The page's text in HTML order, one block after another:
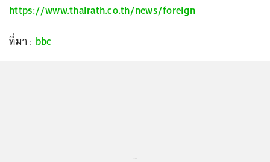
https://www.thairath.co.th/news/foreign
ที่มา : bbc